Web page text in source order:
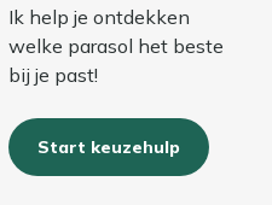
Ik help je ontdekken
welke parasol het beste
bij je past!
Start keuzehulp